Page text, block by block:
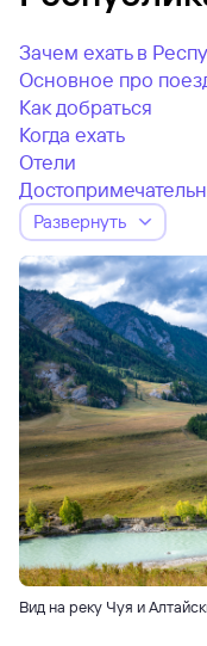
Зачем ехать в
Основное про
Как добраться
Когда ехать
Отели
Развернуть
Вид на реку Чуя и